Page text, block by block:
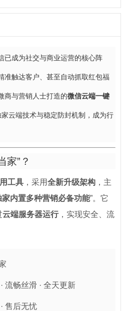
已成为社交与商业运营的核心阵
准触达客户、甚至自动抓取红包福
商与营销人士打造的微信云端一键
家云端技术与稳定防封机制，成为行
家”？
工具 ，采用全新升级架构 ，主
家内置多种营销必备功能”。它
云端服务器运行，实现安全、流
流畅丝滑 · 全天更新
售后无忧